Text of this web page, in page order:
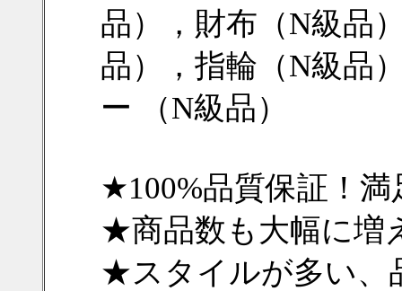
品），財布（N級品
品），指輪（N級品
ー （N級品）
★100%品質保証！
★商品数も大幅に増
★スタイルが多い、